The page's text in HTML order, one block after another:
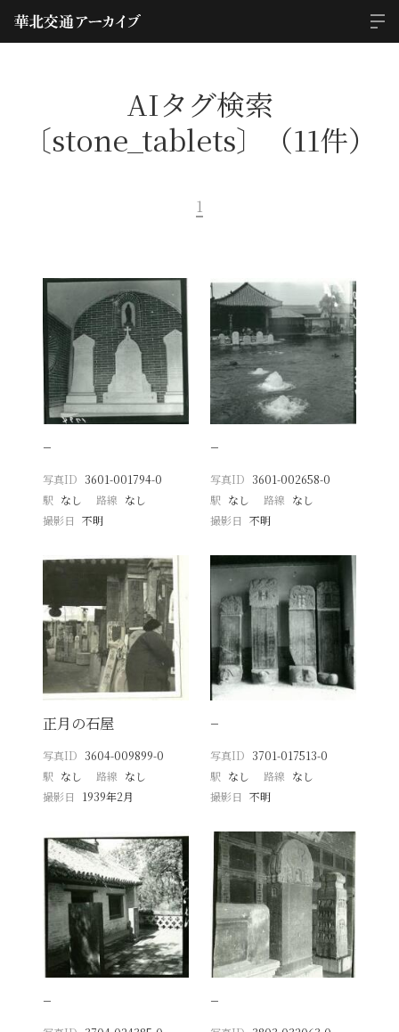
AIタグ検索
〔stone_tablets〕（11件）
1
−
写真ID 3601-001794-0
駅 なし 路線 なし
撮影日
不明
−
写真ID 3601-002658-0
駅 なし 路線 なし
撮影日 不明
正月の石屋
写真ID 3604-009899-0
駅 なし 路線 なし
撮影日
1939年2月
−
写真ID 3701-017513-0
駅 なし 路線 なし
撮影日 不明
− −